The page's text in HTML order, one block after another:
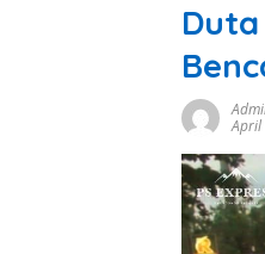
April